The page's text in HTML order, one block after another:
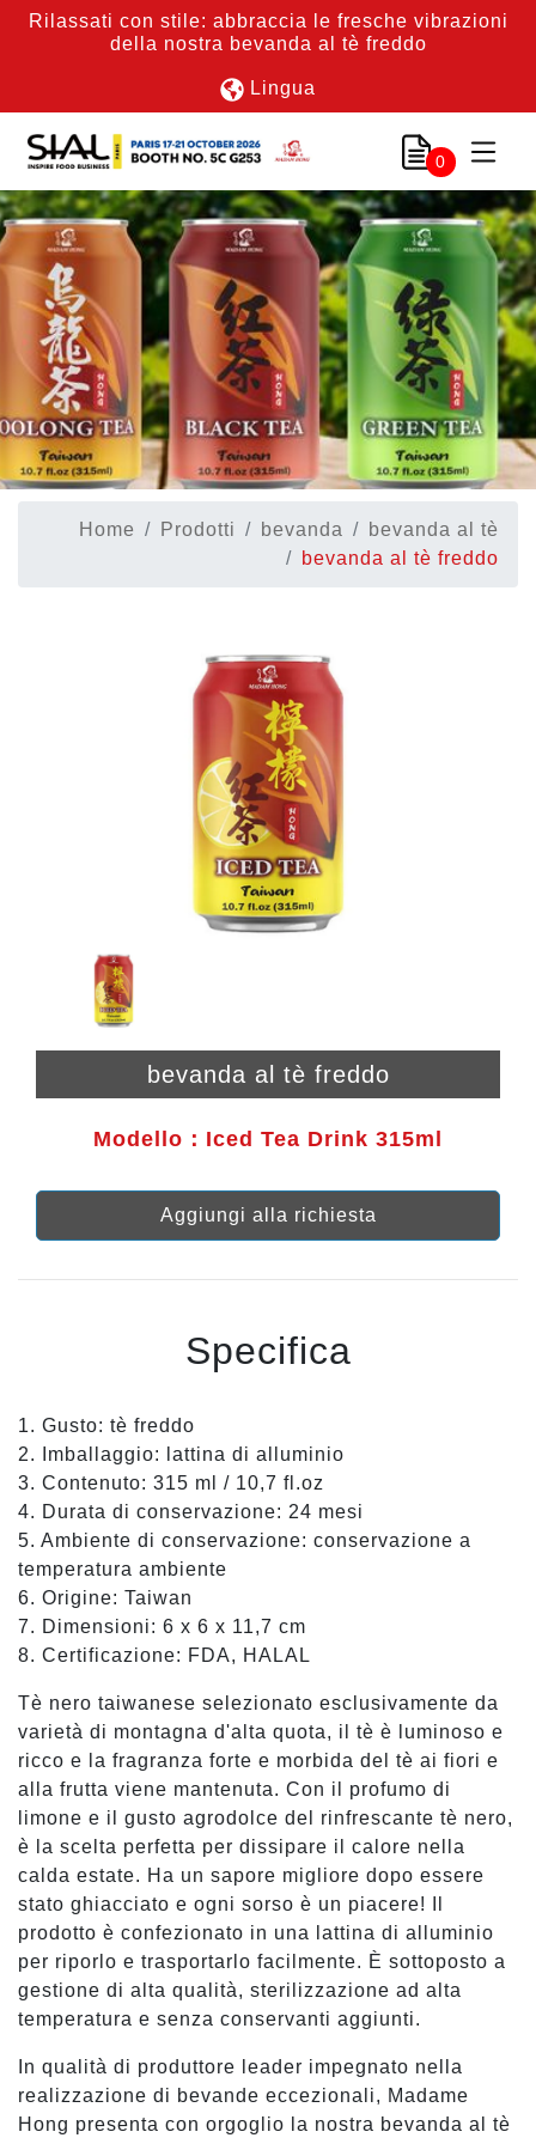
Rilassati con stile: abbraccia le fresche vibrazioni
della nostra bevanda al tè freddo
Lingua
0
Home Prodotti bevanda
bevanda al tè
bevanda al tè freddo
bevanda al tè freddo
Modello：Iced Tea Drink 315ml
Aggiungi alla richiesta
Specifica
1. Gusto: tè freddo
2. Imballaggio: lattina di alluminio
3. Contenuto: 315 ml / 10,7 fl.oz
4. Durata di conservazione: 24 mesi
5. Ambiente di conservazione: conservazione a
temperatura ambiente
6. Origine: Taiwan
7. Dimensioni: 6 x 6 x 11,7 cm
8. Certificazione: FDA, HALAL
Tè nero taiwanese selezionato esclusivamente da
varietà di montagna d'alta quota, il tè è luminoso e
ricco e la fragranza forte e morbida del tè ai fiori e
alla frutta viene mantenuta. Con il profumo di
limone e il gusto agrodolce del rinfrescante tè nero,
è la scelta perfetta per dissipare il calore nella
calda estate. Ha un sapore migliore dopo essere
stato ghiacciato e ogni sorso è un piacere! Il
prodotto è confezionato in una lattina di alluminio
per riporlo e trasportarlo facilmente. È sottoposto a
gestione di alta qualità, sterilizzazione ad alta
temperatura e senza conservanti aggiunti.
In qualità di produttore leader impegnato nella
realizzazione di bevande eccezionali, Madame
Hong presenta con orgoglio la nostra bevanda al tè